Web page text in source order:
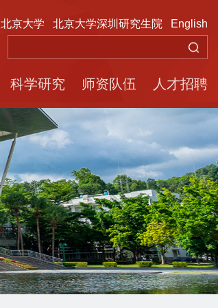
北京大学 北京大学深圳研究生院 English
科学研究 师资队伍 人才招聘